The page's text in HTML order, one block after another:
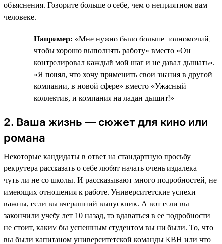
объяснения. Говорите больше о себе, чем о неприятном вам
человеке.
Например: «Мне нужно было больше полномочий,
чтобы хорошо выполнять работу» вместо «Он
контролировал каждый мой шаг и не давал дышать».
«Я понял, что хочу применить свои знания в другой
компании, в новой сфере» вместо «Ужасный
коллектив, и компания на ладан дышит!»
2. Ваша жизнь — сюжет для кино или
романа
Некоторые кандидаты в ответ на стандартную просьбу
рекрутера рассказать о себе любят начать очень издалека —
чуть ли не со школы. И рассказывают много подробностей, не
имеющих отношения к работе. Университетские успехи
важны, если вы вчерашний выпускник. А вот если вы
закончили учебу лет 10 назад, то вдаваться в ее подробности
не стоит, каким бы успешным студентом вы ни были. То, что
вы были капитаном университетской команды КВН или что